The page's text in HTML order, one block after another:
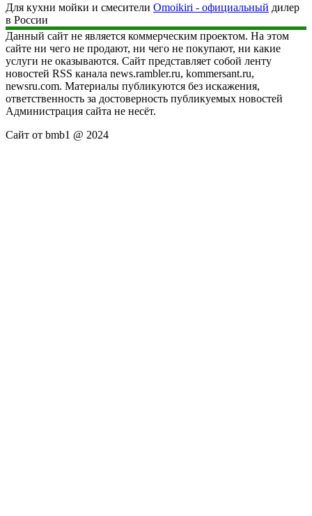
Для кухни мойки и смесители Omoikiri - официальный дилер
в России
Данный сайт не является коммерческим проектом. На этом
сайте ни чего не продают, ни чего не покупают, ни какие
услуги не оказываются. Сайт представляет собой ленту
новостей RSS канала news.rambler.ru, kommersant.ru,
newsru.com. Материалы публикуются без искажения,
ответственность за достоверность публикуемых новостей
Администрация сайта не несёт.
Сайт от bmb1 @ 2024